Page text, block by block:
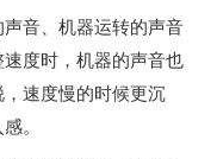
音、机器运转的声音
度时，机器的声音也
速度慢的时候更沉
。